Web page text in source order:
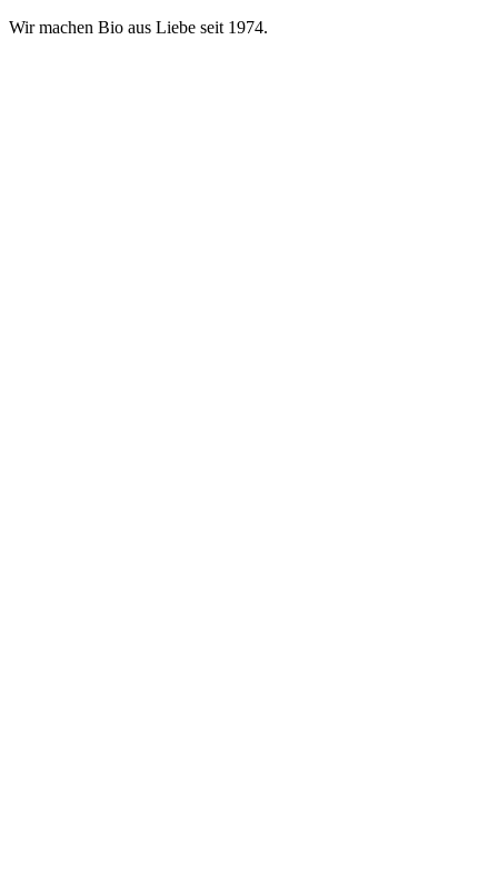
Wir machen Bio aus Liebe seit 1974.